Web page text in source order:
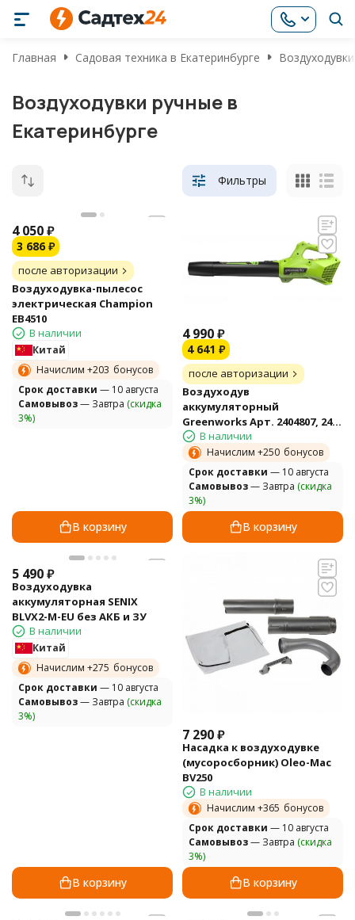
Главная Садовая техника в Екатеринбурге
Воздуходувки ручные в
Екатеринбурге
Фильтры
4 050₽
3 686 ₽
после авторизации
Воздуходувка-пылесос
электрическая Champion
EB4510
В наличии
Китай
Начислим +203 бонусов
Cрок доставки — 10 августа
Самовывоз— Завтра (скидка
3%)
В корзину
4 990₽
4 641 ₽
после авторизации
Воздуходув
аккумуляторный
Greenworks Арт. 2404807, 24V,
без АКБ и ЗУ
В наличии
Начислим +250 бонусов
Cрок доставки — 10 августа
Самовывоз— Завтра (скидка
3%)
В корзину
5 490₽
Воздуходувка
аккумуляторная SENIX
BLVX2-M-EU без АКБ и ЗУ
В наличии
Китай
Начислим +275 бонусов
Cрок доставки — 10 августа
Самовывоз— Завтра (скидка
3%)
В корзину
7 290₽
Насадка к воздуходувке
(мусоросборник) Oleo-Mac
BV250
В наличии
Начислим +365 бонусов
Cрок доставки — 10 августа
Самовывоз— Завтра (скидка
3%)
В корзину